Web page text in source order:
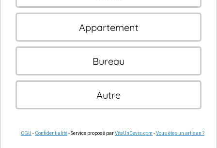
Appartement
Bureau
Autre
CGU - Confidentialité- Service proposé parViteUnDevis.com -Vous êtes un artisan ?